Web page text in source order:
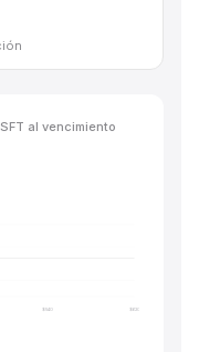
al vencimiento
$540 $620